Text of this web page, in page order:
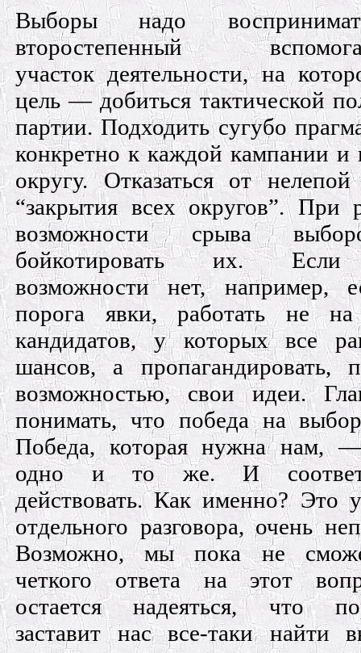
Выборы надо
второстепенный
участок деятельности, на
цель — добиться тактической
партии. Подходить сугубо
конкретно к каждой кампании и
округу. Отказаться от нелепой
“закрытия всех округов”. При
возможности срыва
бойкотировать их.
возможности нет, например,
порога явки, работать не
кандидатов, у которых все
шансов, а пропагандировать,
возможностью, свои идеи.
понимать, что победа на
Победа, которая нужна нам,
одно и то же. И
действовать. Как именно? Это
отдельного разговора, очень
Возможно, мы пока не
четкого ответа на этот
остается надеяться, что
заставит нас все-таки найти